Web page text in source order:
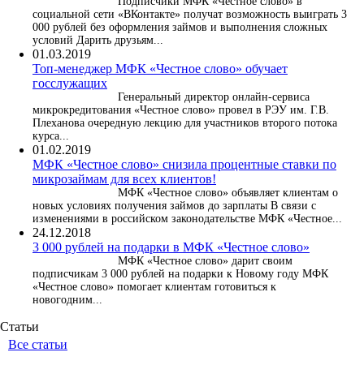
социальной сети «ВКонтакте» получат возможность выиграть 3
000 рублей без оформления займов и выполнения сложных
условий Дарить друзьям...
01.03.2019
Топ-менеджер МФК «Честное слово» обучает
госслужащих
Генеральный директор онлайн-сервиса
микрокредитования «Честное слово» провел в РЭУ им. Г.В.
Плеханова очередную лекцию для участников второго потока
курса...
01.02.2019
МФК «Честное слово» снизила процентные ставки по
микрозаймам для всех клиентов!
МФК «Честное слово» объявляет клиентам о
новых условиях получения займов до зарплаты В связи с
изменениями в российском законодательстве МФК «Честное...
24.12.2018
3 000 рублей на подарки в МФК «Честное слово»
МФК «Честное слово» дарит своим
подписчикам 3 000 рублей на подарки к Новому году МФК
«Честное слово» помогает клиентам готовиться к
новогодним...
Статьи
Все статьи